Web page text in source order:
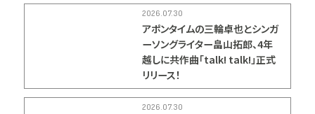
2026.07.30
アポンタイムの三輪卓也とシンガ
ーソングライター畠山拓郎、4年
越しに共作曲「talk! talk!」正式
リリース！
2026.07.30